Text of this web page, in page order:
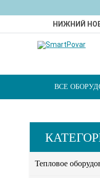
НИЖНИЙ
ВСЕ
Тепловое